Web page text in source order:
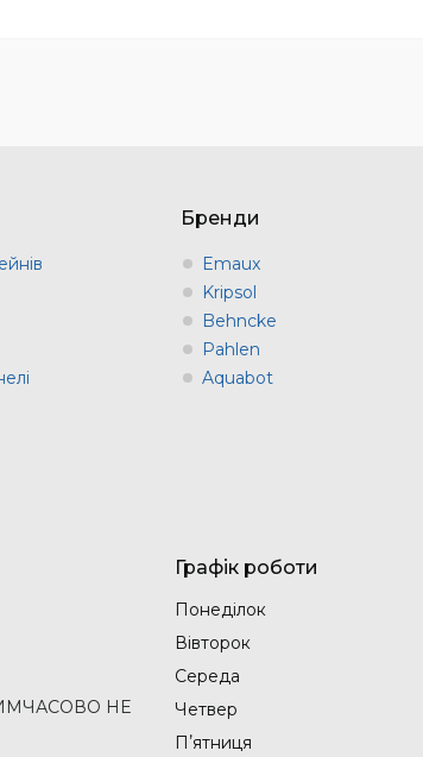
Бренди
Emaux
Kripsol
Behncke
Pahlen
Aquabot
ТИМЧАСОВО НЕ
Графік роботи
Понеділок
Вівторок
Середа
Четвер
Пʼятниця